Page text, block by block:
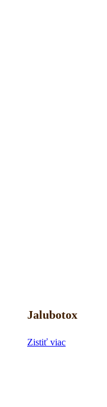
Jalubotox
Zistiť viac